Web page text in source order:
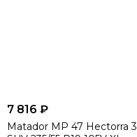
7 816 ₽
Matador MP 47 Hectorra 3